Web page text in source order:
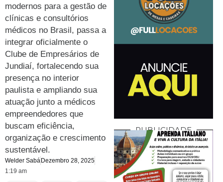
modernos para a gestão de
clínicas e consultórios
médicos no Brasil, passa a
integrar oficialmente o
Clube de Empresários de
Jundiaí, fortalecendo sua
presença no interior
paulista e ampliando sua
atuação junto a médicos
empreendedores que
buscam eficiência,
organização e crescimento
sustentável.
Welder Sabá Dezembro 28, 2025
1:19 am
PUBLICIDADE